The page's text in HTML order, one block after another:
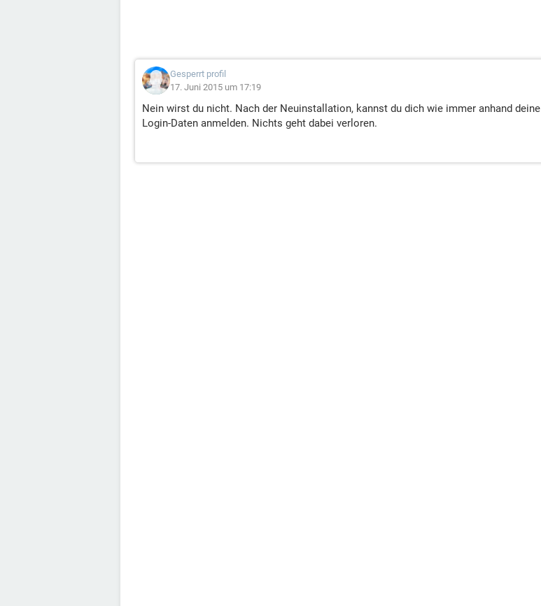
Gesperrt profil
17. Juni 2015 um 17:19
Nein wirst du nicht. Nach der Neuinstallation, kannst du dich wie immer anhand deine
Login-Daten anmelden. Nichts geht dabei verloren.